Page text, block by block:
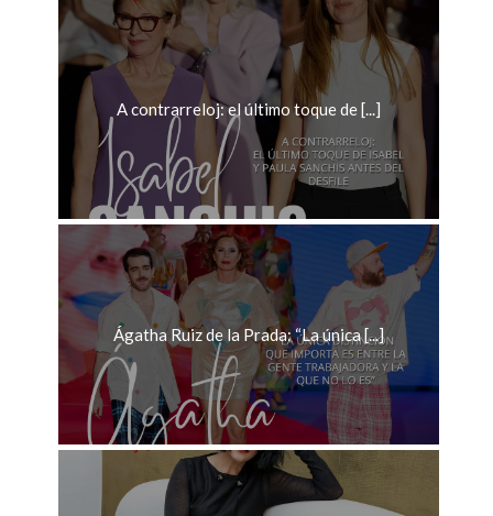
A contrarreloj: el último toque de [...]
Ágatha Ruiz de la Prada: “La única [...]